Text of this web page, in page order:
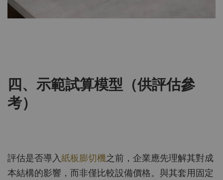
四、示範試算模型（供評估參
考）
評估是否導入紙板膨切機之前，企業應先理解其對成
本結構的影響，而非僅比較設備價格。與其套用固定